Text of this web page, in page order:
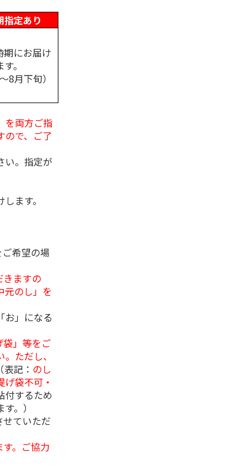
指定あり
期にお届け
。
8月下旬）
を両方ご指
ので、ご了
い。指定が
ます。
希望の場
ますの
元のし」を
お」になる
袋」等をご
ただし、
（表記： のし
袋不可・
付するため
。）
ていただ
。ご協力